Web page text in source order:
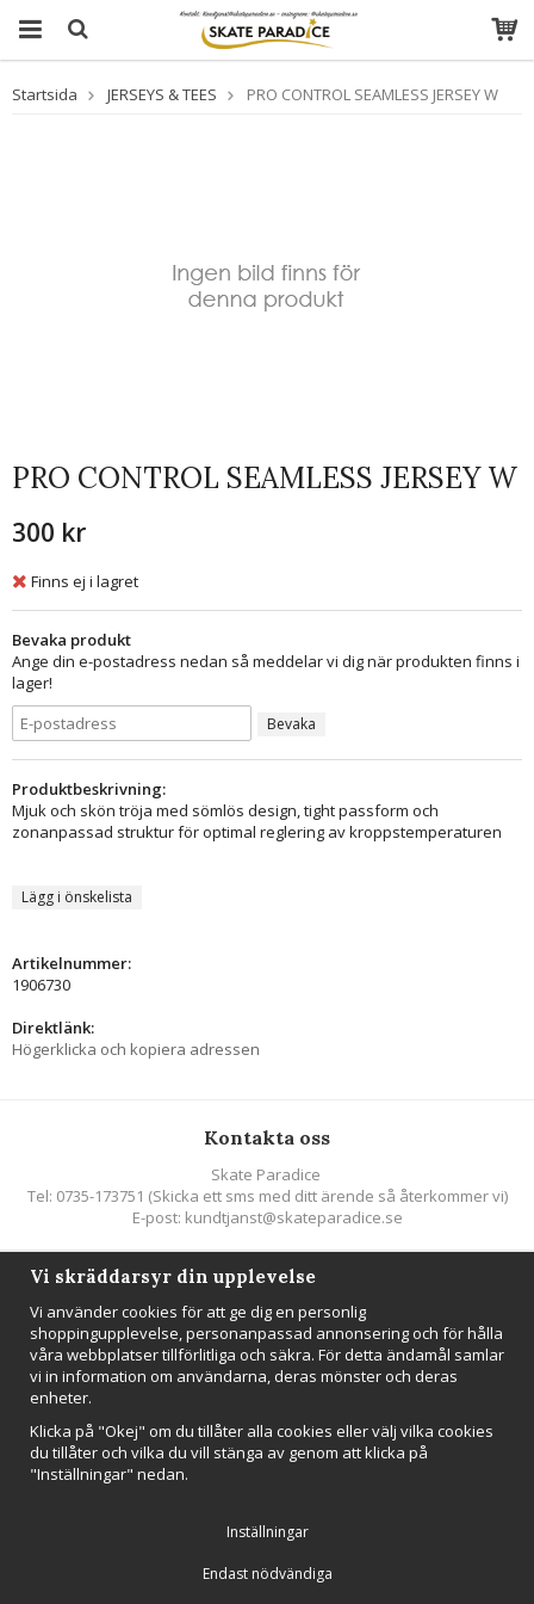
Startsida JERSEYS & TEES PRO CONTROL SEAMLESS JERSEY W
PRO CONTROL SEAMLESS JERSEY W
300 kr
Finns ej i lagret
Bevaka produkt
Ange din e-postadress nedan så meddelar vi dig när produkten finns i
lager!
Bevaka
Produktbeskrivning:
Mjuk och skön tröja med sömlös design, tight passform och
zonanpassad struktur för optimal reglering av kroppstemperaturen
Lägg i önskelista
Artikelnummer:
1906730
Direktlänk:
Högerklicka och kopiera adressen
Kontakta oss
Skate Paradice
Tel: 0735-173751 (Skicka ett sms med ditt ärende så återkommer vi)
E-post: kundtjanst@skateparadice.se
Följ oss
Anmäl mig
Vi skräddarsyr din upplevelse
Vi använder cookies för att ge dig en personlig
shoppingupplevelse, personanpassad annonsering och för hålla
våra webbplatser tillförlitliga och säkra. För detta ändamål samlar
vi in information om användarna, deras mönster och deras
enheter.
Klicka på "Okej" om du tillåter alla cookies eller välj vilka cookies
du tillåter och vilka du vill stänga av genom att klicka på
"Inställningar" nedan.
Inställningar
Endast nödvändiga